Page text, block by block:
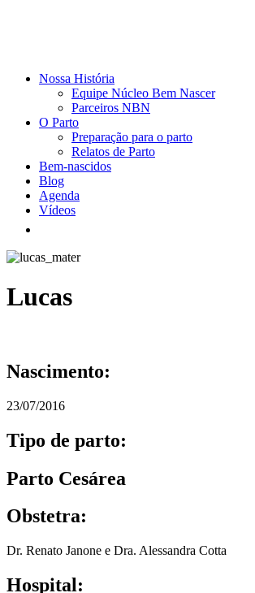
Nossa História
Equipe Núcleo Bem Nascer
Parceiros NBN
O Parto
Preparação para o parto
Relatos de Parto
Bem-nascidos
Blog
Agenda
Vídeos
Lucas
Nascimento:
23/07/2016
Tipo de parto:
Parto Cesárea
Obstetra:
Dr. Renato Janone e Dra. Alessandra Cotta
Hospital: